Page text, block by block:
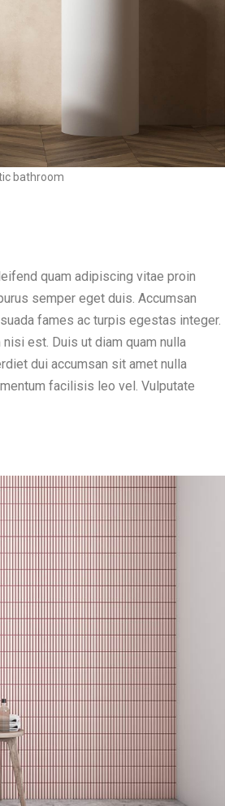
bathroom
quam adipiscing vitae proin
semper eget duis. Accumsan
fames ac turpis egestas integer.
est. Duis ut diam quam nulla
dui accumsan sit amet nulla
facilisis leo vel. Vulputate